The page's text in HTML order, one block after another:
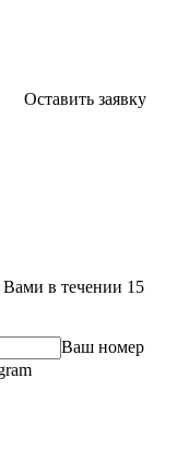
Оставить заявку
в течении 15
Ваш номер